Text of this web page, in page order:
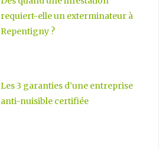
requiert-elle un exterminateur à
Repentigny ?
Les 3 garanties d’une entreprise
anti-nuisible certifiée